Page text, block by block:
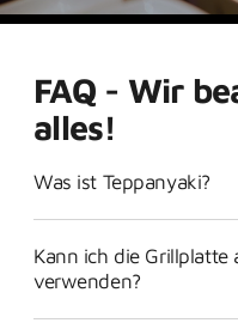
FAQ - Wir
alles!
Was ist Teppanyaki?
Kann ich die Grillplatte
verwenden?